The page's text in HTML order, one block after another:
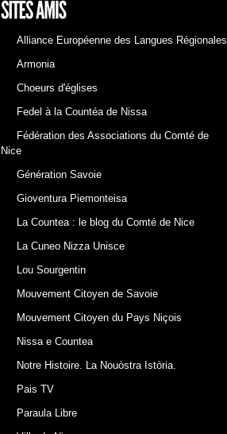
Alliance Européenne des Langues Régionales
Armonia
Choeurs d'églises
Fedel à la Countéa de Nissa
Fédération des Associations du Comté de
Nice
Génération Savoie
Gioventura Piemonteisa
La Countea : le blog du Comté de Nice
La Cuneo Nizza Unisce
Lou Sourgentin
Mouvement Citoyen de Savoie
Mouvement Citoyen du Pays Niçois
Nissa e Countea
Notre Histoire. La Nouòstra Istòria.
Pais TV
Paraula Libre